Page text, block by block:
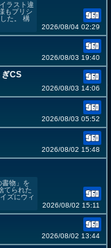
ラスト違
もプリシ
た。 構
2026/08/04 02:29
2026/08/03 19:40
CS
2026/08/03 14:06
2026/08/03 05:52
2026/08/02 15:48
書物」を
てられた
ズにウィ
2026/08/02 15:11
2026/08/02 13:44